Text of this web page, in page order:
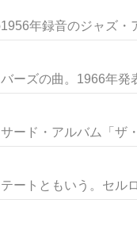
年録音のジャズ
ーズの曲。1966年
ード・アルバム「ザ
ートともいう。セル